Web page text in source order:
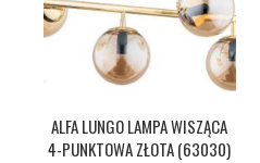
ALFA LUNGO LAMPA WISZĄCA
4-PUNKTOWA ZŁOTA (63030)